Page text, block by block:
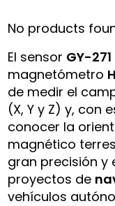
No products
El sensor GY-271
magnetómetro
de medir el
(X, Y y Z) y, con
conocer la
magnético
gran precisión y
proyectos de
vehículos